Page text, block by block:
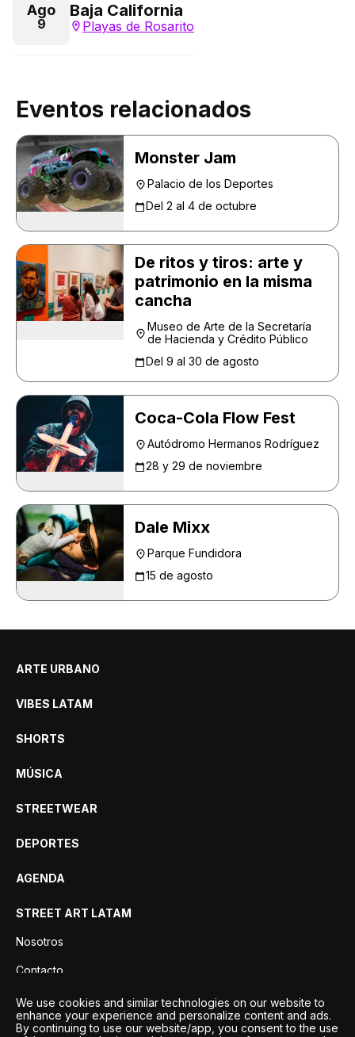
Ago
9
Baja California
Playas de Rosarito
Eventos relacionados
Monster Jam
Palacio de los Deportes
Del 2 al 4 de octubre
De ritos y tiros: arte y
patrimonio en la misma
cancha
Museo de Arte de la Secretaría
de Hacienda y Crédito Público
Del 9 al 30 de agosto
Coca-Cola Flow Fest
Autódromo Hermanos Rodríguez
28 y 29 de noviembre
Dale Mixx
Parque Fundidora
15 de agosto
ARTE URBANO
VIBES LATAM
SHORTS
MÚSICA
STREETWEAR
DEPORTES
AGENDA
STREET ART LATAM
Nosotros
Contacto
Privacidad
We use cookies and similar technologies on our website to
enhance your experience and personalize content and ads.
By continuing to use our website/app, you consent to the use